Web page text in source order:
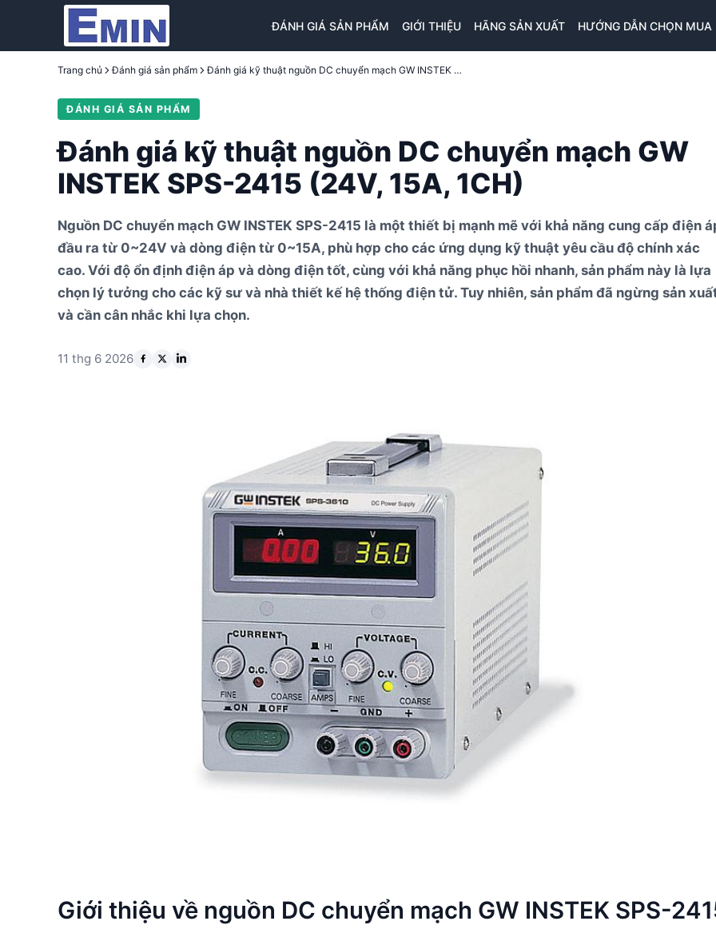
ĐÁNH GIÁ SẢN PHẨM GIỚI THIỆU HÃNG SẢN XUẤT HƯỚNG DẪN CHỌN MUA
Trang chủ Đánh giá sản phẩm Đánh giá kỹ thuật nguồn DC chuyển mạch GW INSTEK SPS-2415 (24V, 15A, 1CH)
ĐÁNH GIÁ SẢN PHẨM
Đánh giá kỹ thuật nguồn DC chuyển mạch GW
INSTEK SPS-2415 (24V, 15A, 1CH)
Nguồn DC chuyển mạch GW INSTEK SPS-2415 là một thiết bị mạnh mẽ với khả năng cung cấp điện
đầu ra từ 0~24V và dòng điện từ 0~15A, phù hợp cho các ứng dụng kỹ thuật yêu cầu độ chính xác
cao. Với độ ổn định điện áp và dòng điện tốt, cùng với khả năng phục hồi nhanh, sản phẩm này là lựa
chọn lý tưởng cho các kỹ sư và nhà thiết kế hệ thống điện tử. Tuy nhiên, sản phẩm đã ngừng sản
và cần cân nhắc khi lựa chọn.
11 thg 6 2026
Giới thiệu về nguồn DC chuyển mạch GW INSTEK SPS-